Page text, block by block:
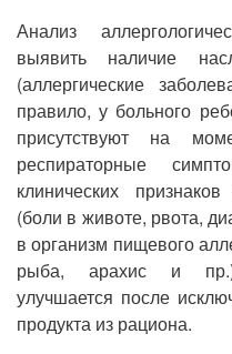
Анализ
выявить наличие
(аллергические
правило, у больного
присутствуют на
респираторные
клинических
(боли в животе, рвота,
в организм пищевого
рыба, арахис и пр.).
улучшается после
продукта из рациона.